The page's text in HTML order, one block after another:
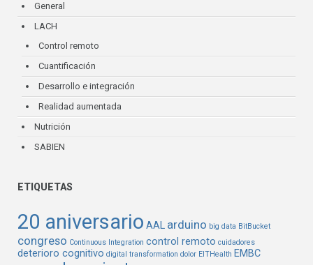
General
LACH
Control remoto
Cuantificación
Desarrollo e integración
Realidad aumentada
Nutrición
SABIEN
ETIQUETAS
20 aniversario AAL arduino big data BitBucket
congreso Continuous Integration control remoto cuidadores
deterioro cognitivo digital transformation dolor EITHealth EMBC